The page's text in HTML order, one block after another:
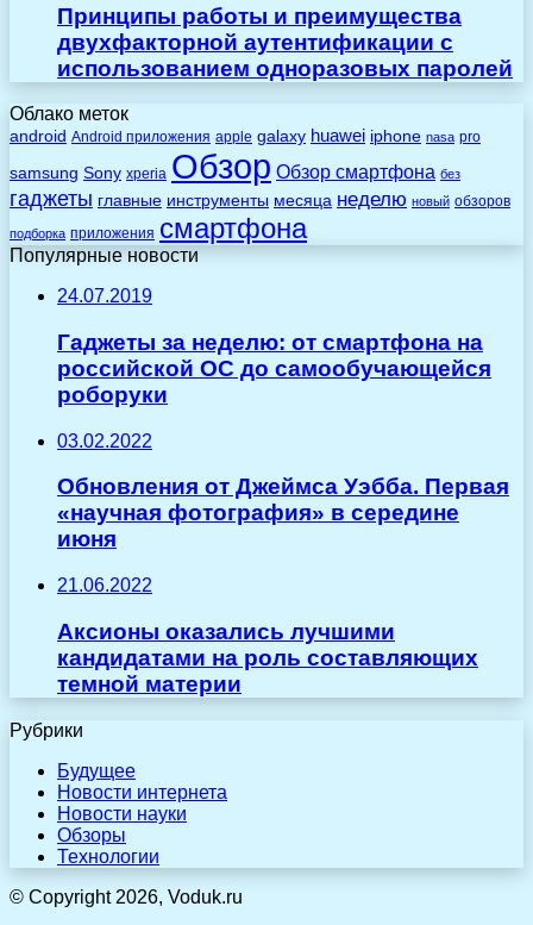
Принципы работы и преимущества
двухфакторной аутентификации с
использованием одноразовых паролей
Облако меток
android Android приложения apple galaxy huawei iphone nasa pro
samsung Sony xperia Обзор Обзор смартфона без
гаджеты главные инструменты месяца неделю новый обзоров
подборка приложения смартфона
Популярные новости
24.07.2019
Гаджеты за неделю: от смартфона на
российской ОС до самообучающейся
роборуки
03.02.2022
Обновления от Джеймса Уэбба. Первая
«научная фотография» в середине
июня
21.06.2022
Аксионы оказались лучшими
кандидатами на роль составляющих
темной материи
Рубрики
Будущее
Новости интернета
Новости науки
Обзоры
Технологии
© Copyright 2026, Voduk.ru